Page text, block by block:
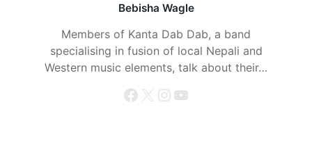
Bebisha Wagle
Members of Kanta Dab Dab, a band
specialising in fusion of local Nepali and
Western music elements, talk about their…
Facebook X Instagram YouTube